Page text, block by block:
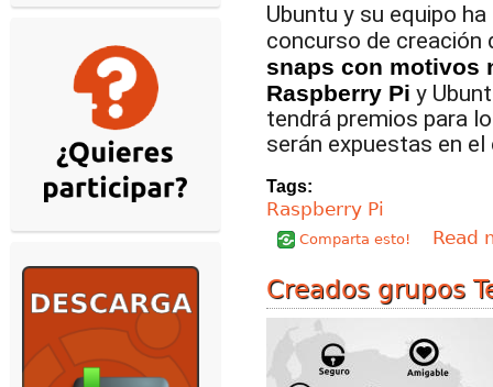
Ubuntu y su equipo
concurso de creación
snaps con motivos
Raspberry Pi y
tendrá premios para
serán expuestas en el
Tags:
Raspberry Pi
Comparta esto! Read
Creados grupos